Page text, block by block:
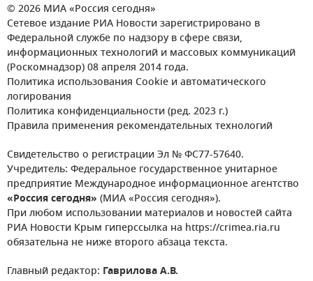
© 2026 МИА «Россия сегодня»
Сетевое издание РИА Новости зарегистрировано в
Федеральной службе по надзору в сфере связи,
информационных технологий и массовых коммуникаций
(Роскомнадзор) 08 апреля 2014 года.
Политика использования Cookie и автоматического
логирования
Политика конфиденциальности (ред. 2023 г.)
Правила применения рекомендательных технологий
Свидетельство о регистрации Эл № ФС77-57640.
Учредитель: Федеральное государственное унитарное
предприятие Международное информационное агентство
«Россия сегодня» (МИА «Россия сегодня»).
При любом использовании материалов и новостей сайта
РИА Новости Крым гиперссылка на https://crimea.ria.ru
обязательна не ниже второго абзаца текста.
Главный редактор: Гаврилова А.В.